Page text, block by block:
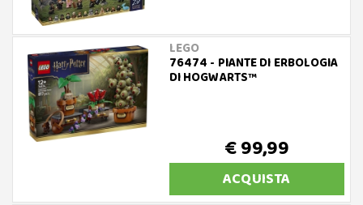
LEGO
76474 - PIANTE DI ERBOLOGIA
DI HOGWARTS™
€ 99,99
ACQUISTA